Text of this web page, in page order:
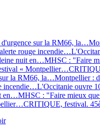
d'urgence sur la RM66, la…
rouge incendie…
nuit en…MHSC : "Faire
« Montpellier…
sur la RM66, la…Montpellier :
incendie…L'Occitanie ouvre
en…MHSC : "Faire mieux
CRITIQUE, festival.